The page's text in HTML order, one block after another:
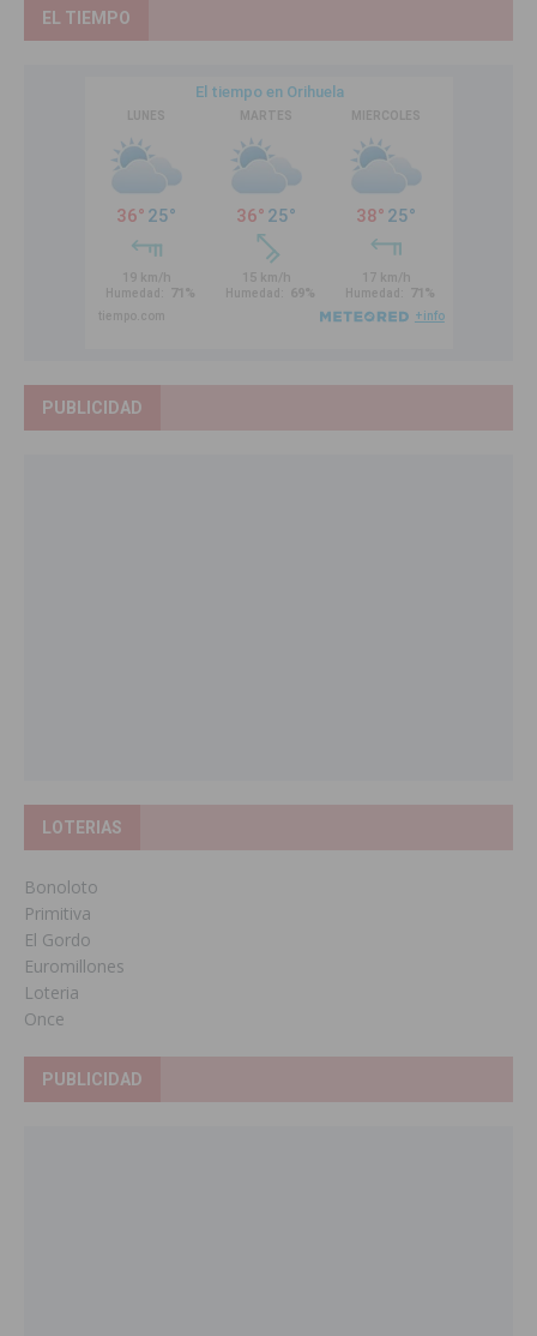
EL TIEMPO
PUBLICIDAD
LOTERIAS
Bonoloto
Primitiva
El Gordo
Euromillones
Loteria
Once
PUBLICIDAD